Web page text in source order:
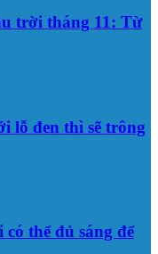
trời tháng 11: Từ
lỗ đen thì sẽ trông
thể đủ sáng để